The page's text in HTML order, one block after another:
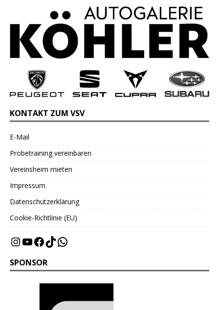
KONTAKT ZUM VSV
E-Mail
Probetraining vereinbaren
Vereinsheim mieten
Impressum
Datenschutzerklärung
Cookie-Richtlinie (EU)
SPONSOR